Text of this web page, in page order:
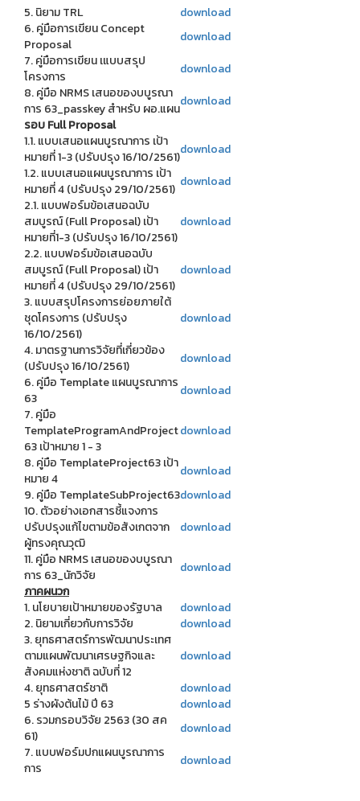
5. นิยาม TRL
download
6. คู่มือการเขียน Concept
Proposal
download
7. คู่มือการเขียน เแบบสรุป
โครงการ
download
8. คู่มือ NRMS เสนอของบบูรณา
การ 63_passkey สำหรับ ผอ.แผนdownload
รอบ Full Proposal
1.1. แบบเสนอแผนบูรณาการ เป้า
หมายที่ 1-3 (ปรับปรุง 16/10/2561)download
1.2. แบบเสนอแผนบูรณาการ เป้า
หมายที่ 4 (ปรับปรุง 29/10/2561) download
2.1. แบบฟอร์มข้อเสนอฉบับ
สมบูรณ์ (Full Proposal) เป้า
หมายที่1-3 (ปรับปรุง 16/10/2561)
download
2.2. แบบฟอร์มข้อเสนอฉบับ
สมบูรณ์ (Full Proposal) เป้า
หมายที่ 4 (ปรับปรุง 29/10/2561)
download
3. แบบสรุปโครงการย่อยภายใต้
ชุดโครงการ (ปรับปรุง
16/10/2561)
download
4. มาตรฐานการวิจัยที่เกี่ยวข้อง
(ปรับปรุง 16/10/2561)
download
6. คู่มือ Template แผนบูรณาการ
63
download
7. คู่มือ
TemplateProgramAndProject
63 เป้าหมาย 1 - 3
download
8. คู่มือ TemplateProject63 เป้า
หมาย 4
download
9. คู่มือ TemplateSubProject63download
10. ตัวอย่างเอกสารชี้แจงการ
ปรับปรุงแก้ไขตามข้อสังเกตจาก
ผู้ทรงคุณวุฒิ
download
11. คู่มือ NRMS เสนอของบบูรณา
การ 63_นักวิจัย
download
ภาคผนวก
1. นโยบายเป้าหมายของรัฐบาล
download
2. นิยามเกี่ยวกับการวิจัย
download
3. ยุทธศาสตร์การพัฒนาประเทศ
ตามแผนพัฒนาเศรษฐกิจและ
สังคมแห่งชาติ ฉบับที่ 12
download
4. ยุทธศาสตร์ชาติ
download
5 ร่างผังต้นไม้ ปี 63
download
6. รวมกรอบวิจัย 2563 (30 สค
61)
download
7. แบบฟอร์มปกแผนบูรณาการ
การ
download